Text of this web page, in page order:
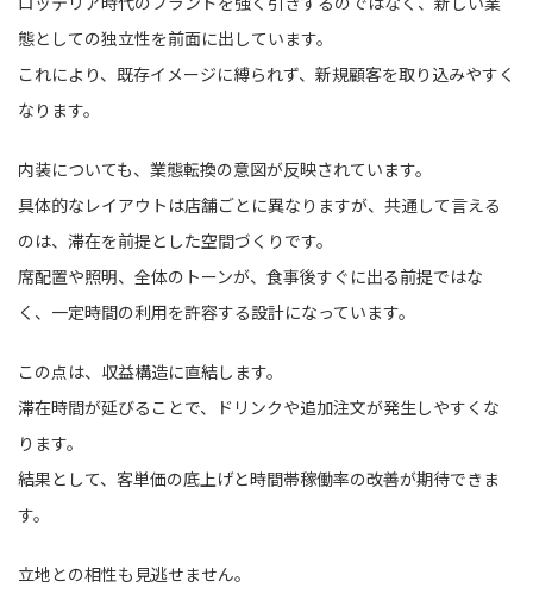
態としての独立性を前面に出しています。
これにより、既存イメージに縛られず、新規顧客を取り込みやすく
なります。
内装についても、業態転換の意図が反映されています。
具体的なレイアウトは店舗ごとに異なりますが、共通して言える
のは、滞在を前提とした空間づくりです。
席配置や照明、全体のトーンが、食事後すぐに出る前提ではな
く、一定時間の利用を許容する設計になっています。
この点は、収益構造に直結します。
滞在時間が延びることで、ドリンクや追加注文が発生しやすくな
ります。
結果として、客単価の底上げと時間帯稼働率の改善が期待できま
す。
立地との相性も見逃せません。